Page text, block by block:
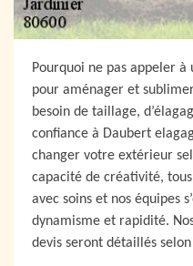
Pourquoi ne pas appeler
pour aménager et
besoin de taillage,
confiance à Daubert
changer votre extérieur
capacité de créativité,
avec soins et nos équipes
dynamisme et rapidité.
devis seront détaillés